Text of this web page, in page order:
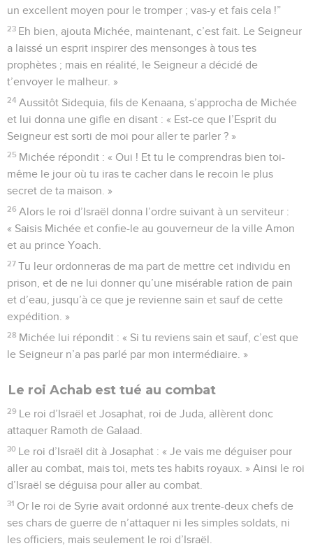
un excellent moyen pour le tromper ; vas-y et fais cela !”
23 Eh bien, ajouta Michée, maintenant, c’est fait. Le Seigneur
a laissé un esprit inspirer des mensonges à tous tes
prophètes ; mais en réalité, le Seigneur a décidé de
t’envoyer le malheur. »
24 Aussitôt Sidequia, fils de Kenaana, s’approcha de Michée
et lui donna une gifle en disant : « Est-ce que l’Esprit du
Seigneur est sorti de moi pour aller te parler ? »
25 Michée répondit : « Oui ! Et tu le comprendras bien toi-
même le jour où tu iras te cacher dans le recoin le plus
secret de ta maison. »
26 Alors le roi d’Israël donna l’ordre suivant à un serviteur :
« Saisis Michée et confie-le au gouverneur de la ville Amon
et au prince Yoach.
27 Tu leur ordonneras de ma part de mettre cet individu en
prison, et de ne lui donner qu’une misérable ration de pain
et d’eau, jusqu’à ce que je revienne sain et sauf de cette
expédition. »
28 Michée lui répondit : « Si tu reviens sain et sauf, c’est que
le Seigneur n’a pas parlé par mon intermédiaire. »
Le roi Achab est tué au combat
29 Le roi d’Israël et Josaphat, roi de Juda, allèrent donc
attaquer Ramoth de Galaad.
30 Le roi d’Israël dit à Josaphat : « Je vais me déguiser pour
aller au combat, mais toi, mets tes habits royaux. » Ainsi le roi
d’Israël se déguisa pour aller au combat.
31 Or le roi de Syrie avait ordonné aux trente-deux chefs de
ses chars de guerre de n’attaquer ni les simples soldats, ni
les officiers, mais seulement le roi d’Israël.